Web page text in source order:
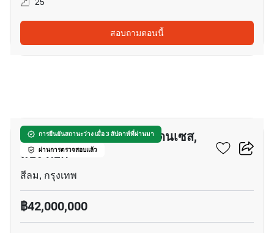
25
สอบถามตอนนี้
การยืนยันสถานะว่าง เมื่อ 3 สัปดาห์ที่ผ่านมา
ผ่านการตรวจสอบแล้ว
เดอะ ริทซ์-คาร์ลตัน เรสซิเดนเซส,
แบง ค๊อก
สีลม, กรุงเทพ
฿42,000,000